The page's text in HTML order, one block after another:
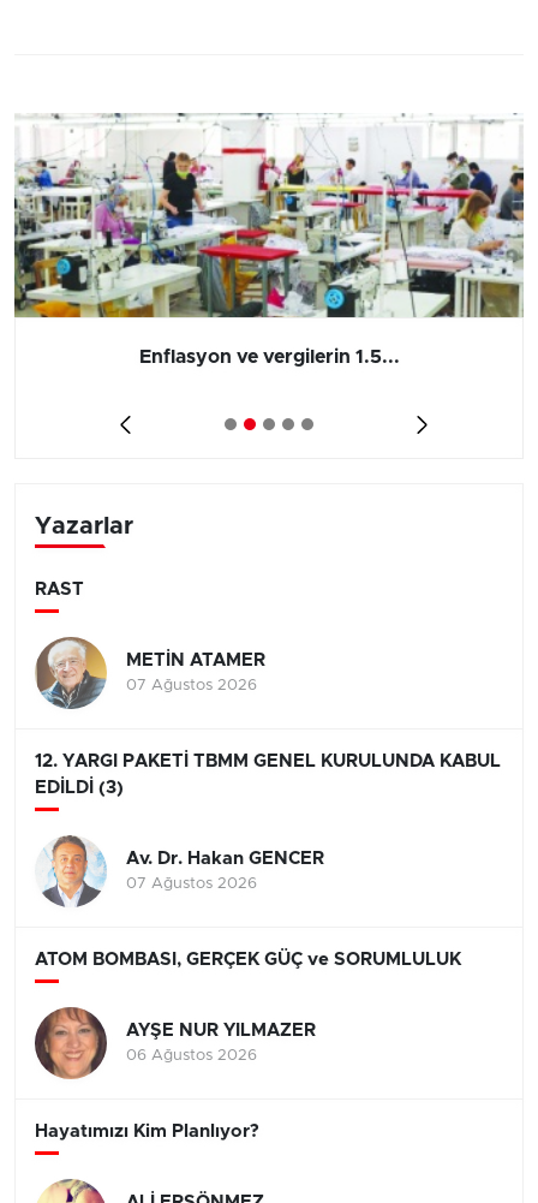
Enflasyon ve vergilerin 1.5...
Yazarlar
RAST
METİN ATAMER
07 Ağustos 2026
12. YARGI PAKETİ TBMM GENEL KURULUNDA KABUL
EDİLDİ (3)
Av. Dr. Hakan GENCER
07 Ağustos 2026
ATOM BOMBASI, GERÇEK GÜÇ ve SORUMLULUK
AYŞE NUR YILMAZER
06 Ağustos 2026
Hayatımızı Kim Planlıyor?